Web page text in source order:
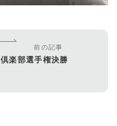
前の記事
倶楽部選手権決勝